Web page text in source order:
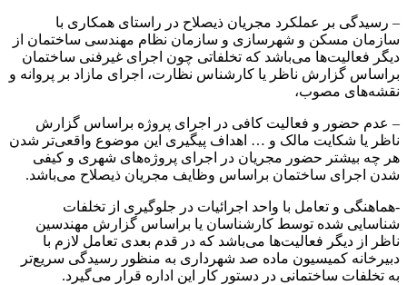
– رسیدگی بر عملکرد مجریان ذیصلاح در راستای همکاری با
سازمان مسکن و شهرسازی و سازمان نظام مهندسی ساختمان از
دیگر فعالیت‌‌ها می‌باشد که تخلفاتی چون اجرای غیرفنی ساختمان
براساس گزارش ناظر یا کارشناس نظارت، اجرای مازاد بر پروانه و
نقشه‌های مصوب،
– عدم حضور و فعالیت کافی در اجرای پروژه براساس گزارش
ناظر یا شکایت مالک و … اهداف پیگیری این موضوع واقعی‌تر شدن
هر چه بیشتر حضور مجریان در اجرای پروژه‌های شهری و کیفی
شدن اجرای ساختمان براساس وظایف مجریان ذیصلاح می‌باشد.
-هماهنگی و تعامل با واحد اجرائیات در جلوگیری از تخلفات
شناسایی شده توسط کارشناسان یا براساس گزارش مهندسین
ناظر از دیگر فعالیت‌ها می‌باشد که در قدم بعدی تعامل لازم با
دبیرخانه کمیسیون ماده صد شهرداری به منظور رسیدگی سریع‌تر
به تخلفات ساختمانی در دستور کار این اداره قرار می‌گیرد.